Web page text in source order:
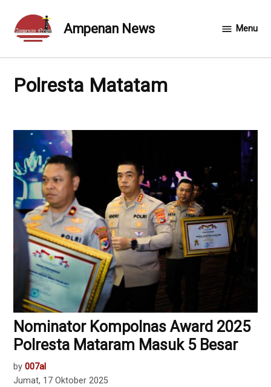
content
Ampenan News Menu
Polresta Matatam
Nominator Kompolnas Award 2025
Polresta Mataram Masuk 5 Besar
by 007al
Jumat, 17 Oktober 2025